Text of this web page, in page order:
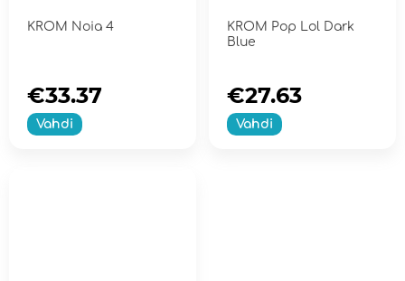
KROM Noia 4
Vahdi
€33.37
KROM Pop Lol Dark
Blue
Vahdi
€27.63